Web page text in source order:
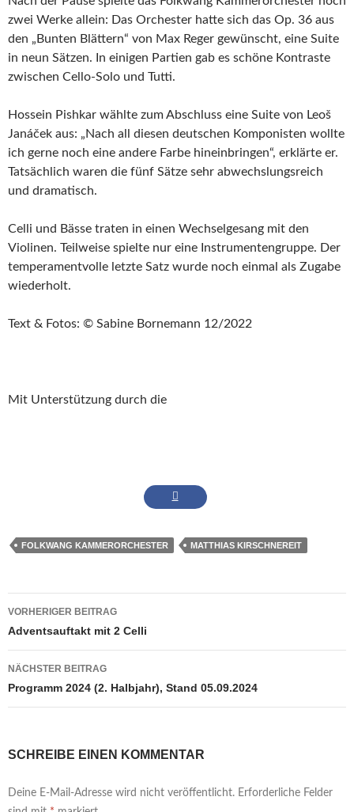
zwei Werke allein: Das Orchester hatte sich das Op. 36 aus
den „Bunten Blättern“ von Max Reger gewünscht, eine Suite
in neun Sätzen. In einigen Partien gab es schöne Kontraste
zwischen Cello-Solo und Tutti.
Hossein Pishkar wählte zum Abschluss eine Suite von Leoš
Janáček aus: „Nach all diesen deutschen Komponisten wollte
ich gerne noch eine andere Farbe hineinbringen“, erklärte er.
Tatsächlich waren die fünf Sätze sehr abwechslungsreich
und dramatisch.
Celli und Bässe traten in einen Wechselgesang mit den
Violinen. Teilweise spielte nur eine Instrumentengruppe. Der
temperamentvolle letzte Satz wurde noch einmal als Zugabe
wiederholt.
Text & Fotos: © Sabine Bornemann 12/2022
Mit Unterstützung durch die
FOLKWANG KAMMERORCHESTER MATTHIAS KIRSCHNEREIT
Beitrags-
Navigation
VORHERIGER BEITRAG
Adventsauftakt mit 2 Celli
NÄCHSTER BEITRAG
Programm 2024 (2. Halbjahr), Stand 05.09.2024
SCHREIBE EINEN KOMMENTAR
Deine E-Mail-Adresse wird nicht veröffentlicht. Erforderliche Felder